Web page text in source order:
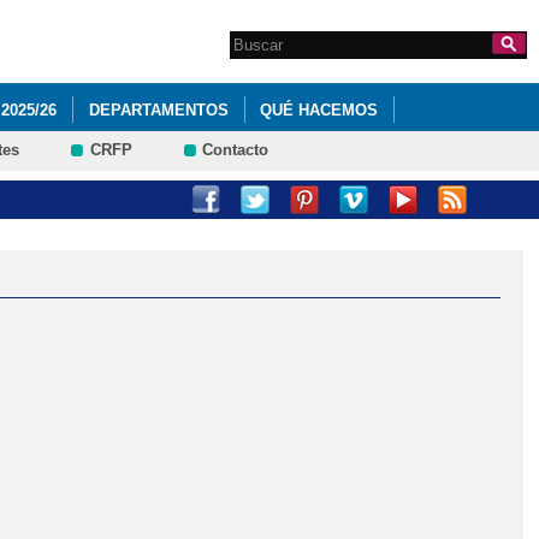
Formulario de
búsqueda
Search this site
26 DEPARTAMENTOS QUÉ HACEMOS
CRFP Contacto